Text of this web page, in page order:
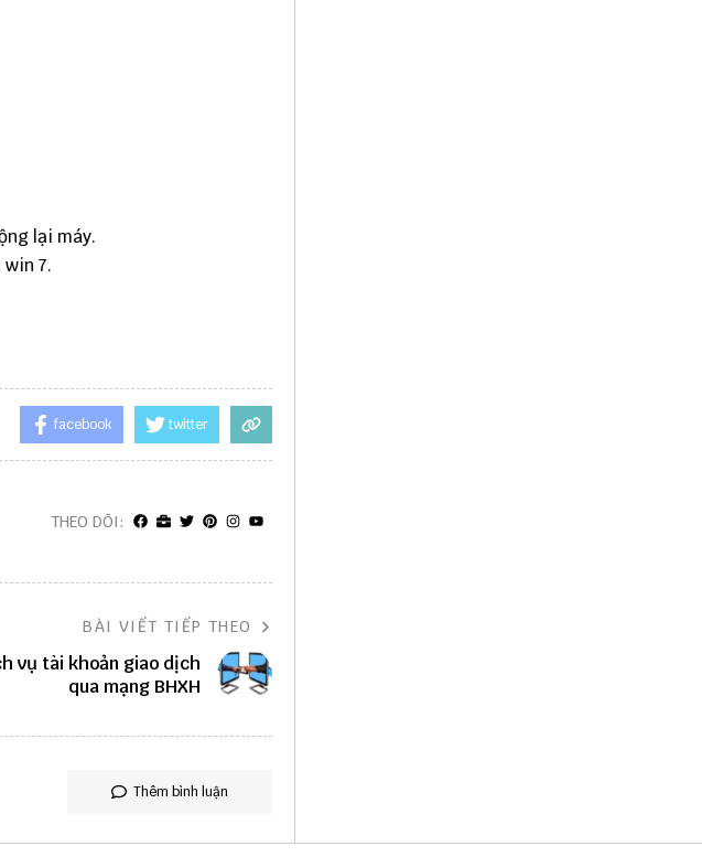
lại máy.
7.
facebook twitter
THEO DÕI:
BÀI VIẾT TIẾP THEO
vụ tài khoản giao dịch
qua mạng BHXH
Thêm bình luận